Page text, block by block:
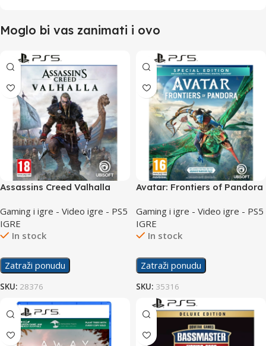
Moglo bi vas zanimati i ovo
Assassins Creed Valhalla
Gaming i igre - Video igre - PS5
IGRE
In stock
Zatraži ponudu
SKU: 28376
Avatar: Frontiers of Pandora
Gaming i igre - Video igre - PS5
IGRE
In stock
Zatraži ponudu
SKU: 35316